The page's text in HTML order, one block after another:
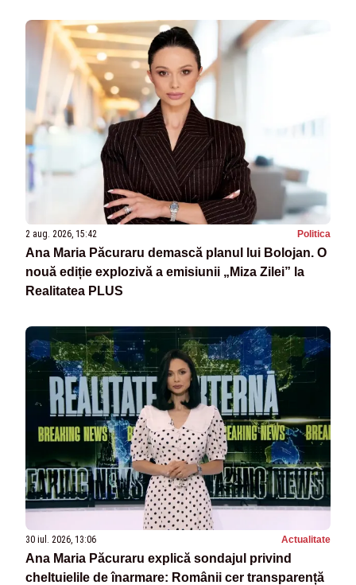
2 aug. 2026, 15:42 Politica
Ana Maria Păcuraru demască planul lui Bolojan. O
nouă ediție explozivă a emisiunii „Miza Zilei” la
Realitatea PLUS
30 iul. 2026, 13:06 Actualitate
Ana Maria Păcuraru explică sondajul privind
cheltuielile de înarmare: Românii cer transparență